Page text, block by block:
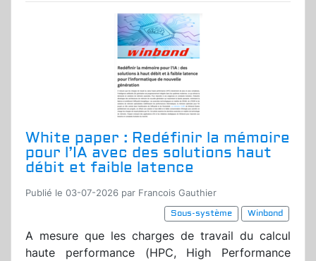
White paper : Redéfinir la mémoire
pour l’IA avec des solutions haut
débit et faible latence
Publié le 03-07-2026 par Francois Gauthier
Sous-système
Winbond
A mesure que les charges de travail du calcul
haute performance (HPC, High Performance